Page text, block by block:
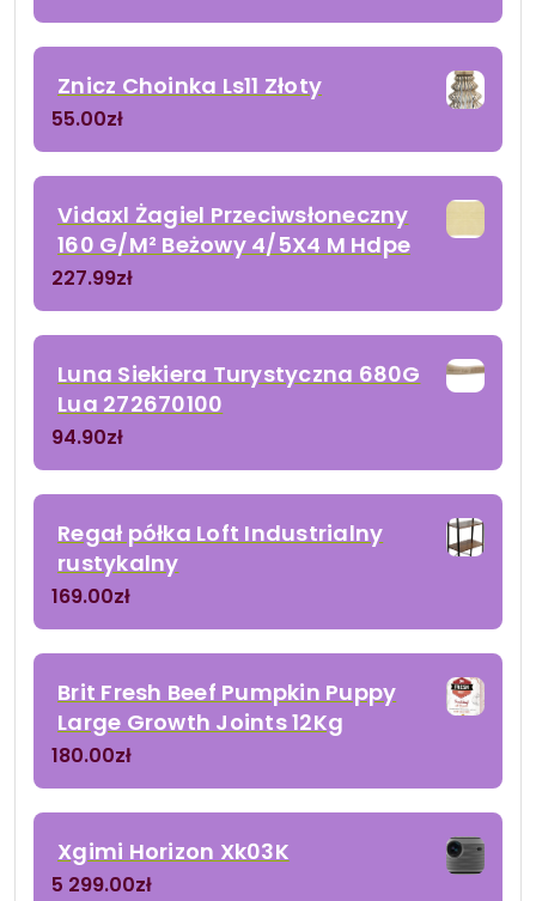
Znicz Choinka Ls11 Złoty
55.00zł
Vidaxl Żagiel Przeciwsłoneczny
160 G/M² Beżowy 4/5X4 M Hdpe
227.99zł
Luna Siekiera Turystyczna 680G
Lua 272670100
94.90zł
Regał półka Loft Industrialny
rustykalny
169.00zł
Brit Fresh Beef Pumpkin Puppy
Large Growth Joints 12Kg
180.00zł
Xgimi Horizon Xk03K
5 299.00zł